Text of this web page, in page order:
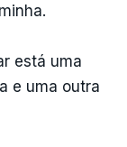
está uma
e uma outra